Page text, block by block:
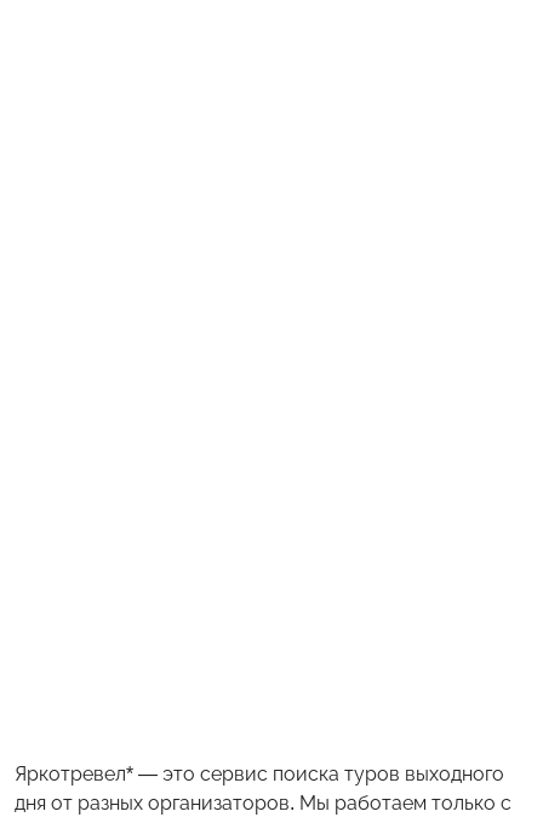
Яркотревел* — это сервис поиска туров выходного
дня от разных организаторов. Мы работаем только с